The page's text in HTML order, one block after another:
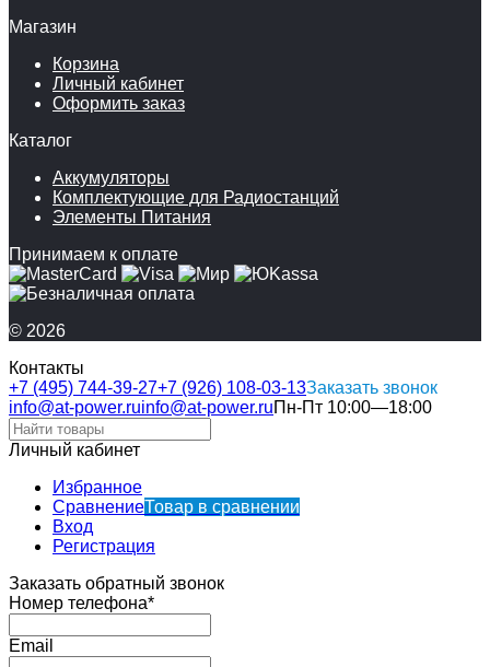
Магазин
Корзина
Личный кабинет
Оформить заказ
Каталог
Аккумуляторы
Комплектующие для Радиостанций
Элементы Питания
Принимаем к оплате
© 2026
Контакты
+7 (495) 744-39-27+7 (926) 108-03-13Заказать звонок
info@at-power.ruinfo@at-power.ruПн-Пт 10:00—18:00
Личный кабинет
Избранное
СравнениеТовар в сравнении
Вход
Регистрация
Заказать обратный звонок
Номер телефона*
Email